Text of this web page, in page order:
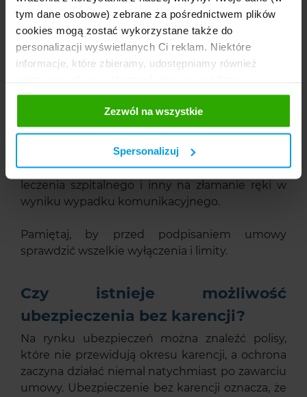
tym dane osobowe) zebrane za pośrednictwem plików
cookies mogą zostać wykorzystane także do
personalizacji wyświetlanych Ci reklam. Niektóre
informacje, które zbieramy, udostępniamy również
reklamowym i analitycznym, z którymi współpracujemy.
Te z kolei mogą łączyć te informacje z innymi
informacjami, które im przekazałeś, korzystając z ich
usług. Prosimy o Twoją zgodę. ...
Zezwól na wszystkie
Spersonalizuj
kwotę, jaką zakład ubezpieczeń jest
zobowiązany wypłacić w przypadku zdarzenia
objętego polisą. Przykładowo, jeśli suma
ubezpieczenia wynosi 100 000 zł, to w
przypadku zgonu w wyniku wypadku objętego
Polisa może określać różne limity dla różnych
typów zdarzeń. Dla przykładu, ubezpieczenie
zdrowotne może mieć inny limit na koszty
leczenia szpitalnego i inny na złamanie ręki w
wyniku wypadku komunikacyjnego.
Pamiętaj, by przed podpisaniem umowy
sprawdzić wszelkie wyłączenia i limity.
Czy istnieje możliwość
ubezpieczenia bez karencji?
Na rynku ubezpieczeń można znaleźć polisy,
które nie przewidują okresu karencji, a ochrona
zaczyna działać niemal natychmiast po zawarciu
umowy. Ubezpieczenie bez karencji oznacza, że